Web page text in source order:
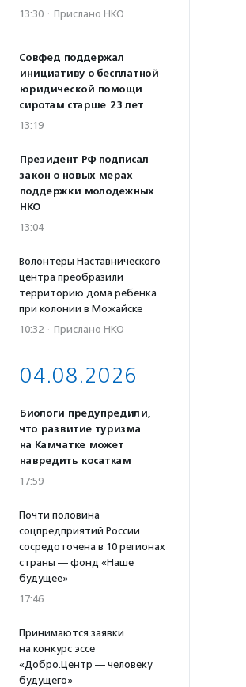
13:30 · Прислано НКО
Совфед поддержал
инициативу о бесплатной
юридической помощи
сиротам старше 23 лет
13:19
Президент РФ подписал
закон о новых мерах
поддержки молодежных
НКО
13:04
Волонтеры Наставнического
центра преобразили
территорию дома ребенка
при колонии в Можайске
10:32 · Прислано НКО
04.08.2026
Биологи предупредили,
что развитие туризма
на Камчатке может
навредить косаткам
17:59
Почти половина
соцпредприятий России
сосредоточена в 10 регионах
страны — фонд «Наше
будущее»
17:46
Принимаются заявки
на конкурс эссе
«Добро.Центр — человеку
будущего»